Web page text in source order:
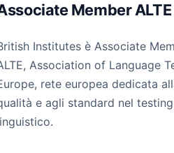
Member ALTE
Institutes è Associate
Association of Language
rete europea dedicata
e agli standard nel testing